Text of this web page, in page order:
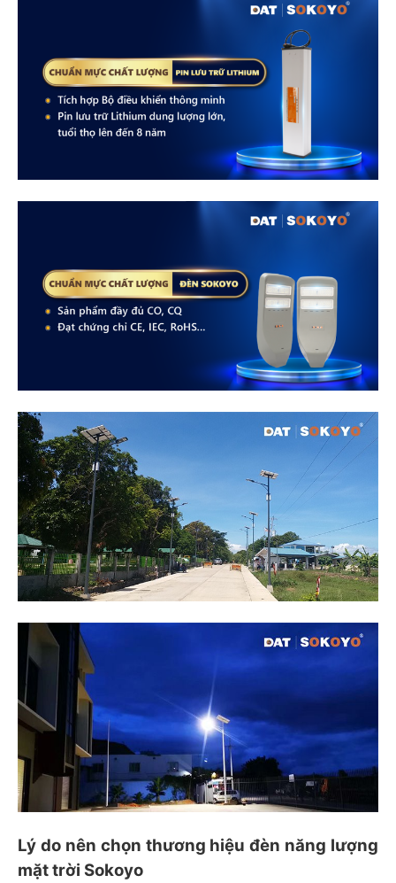
Lý do nên chọn thương hiệu đèn năng lượng
mặt trời Sokoyo